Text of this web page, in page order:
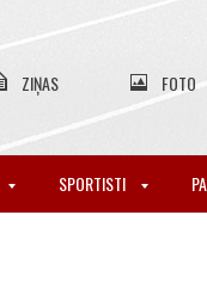
ZIŅAS FOTO
SPORTISTI